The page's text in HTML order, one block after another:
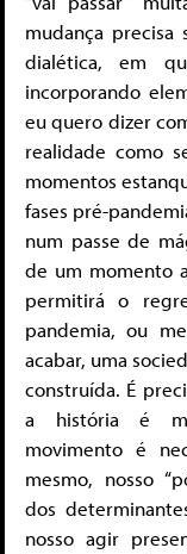
mudança
dialética, em
incorporando
eu quero dizer
realidade como
momentos
fases pré-
num passe de
de um momento
permitirá o
pandemia, ou
acabar, uma
construída. É
a história é
movimento é
mesmo, nosso
dos
nosso agir